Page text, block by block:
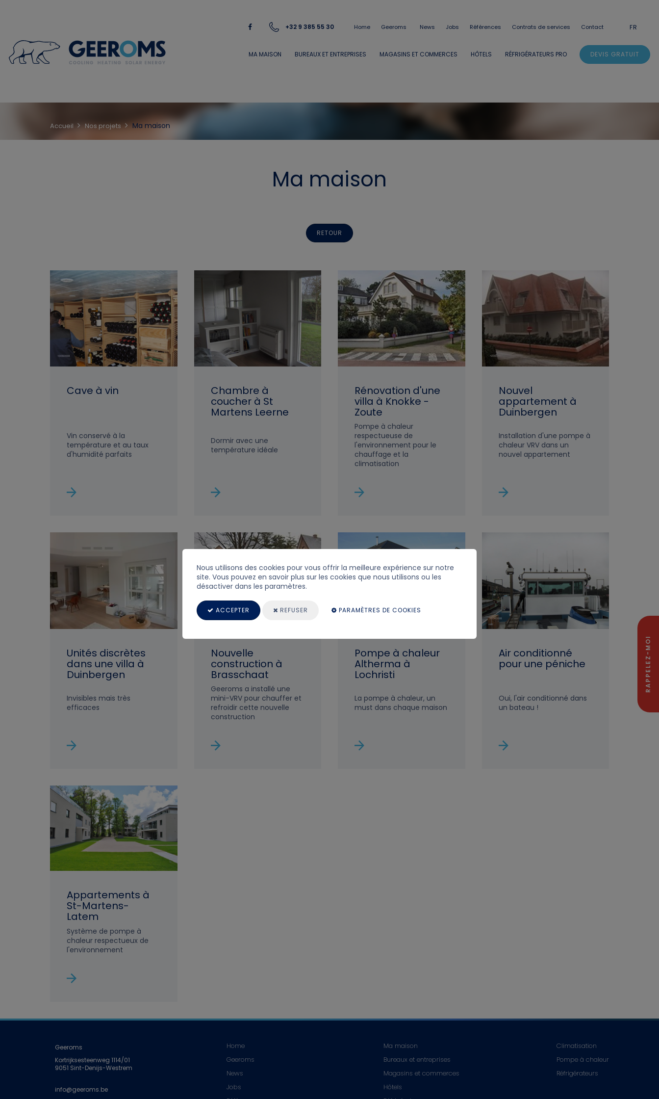
RAPPELEZ-MOI
+32 9 385 55 30 Home Geeroms News Jobs Références Contrats de services Contact FR
MA MAISON BUREAUX ET ENTREPRISES MAGASINS ET COMMERCES HÔTELS RÉFRIGÉRATEURS PRO DEVIS GRATUIT
Accueil Nos projets Ma maison
Ma maison
RETOUR
Cave à vin
Vin conservé à la
température et au taux
d'humidité parfaits
Chambre à
coucher à St
Martens Leerne
Dormir avec une
température idéale
Rénovation d'une
villa à Knokke -
Zoute
Pompe à chaleur
respectueuse de
l'environnement pour le
chauffage et la
climatisation
Nouvel
appartement à
Duinbergen
Installation d'une pompe à
chaleur VRV dans un
nouvel appartement
Unités discrètes
dans une villa à
Duinbergen
Invisibles mais très
efficaces
Nouvelle
construction à
Brasschaat
Geeroms a installé une
mini-VRV pour chauffer et
refroidir cette nouvelle
construction
Pompe à chaleur
Altherma à
Lochristi
La pompe à chaleur, un
must dans chaque maison
Air conditionné
pour une péniche
Oui, l'air conditionné dans
un bateau !
Appartements à
St-Martens-
Latem
Système de pompe à
chaleur respectueux de
l'environnement
Geeroms
Kortrijksesteenweg 1114/01
9051 Sint-Denijs-Westrem
info@geeroms.be
Home
Geeroms
News
Jobs
Ma maison
Bureaux et entreprises
Magasins et commerces
Hôtels
Climatisation
Pompe à chaleur
Réfrigérateurs
Nous utilisons des cookies pour vous offrir la meilleure expérience sur notre
site. Vous pouvez en savoir plus sur les cookies que nous utilisons ou les
désactiver dans les paramètres.
ACCEPTER REFUSER PARAMÈTRES DE COOKIES